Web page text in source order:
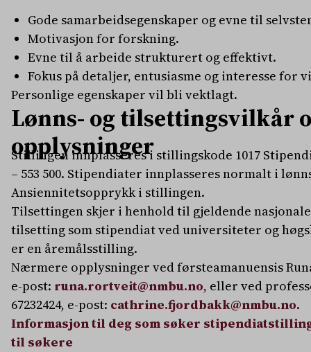
Gode samarbeidsegenskaper og evne til
Motivasjon for forskning.
Evne til å arbeide strukturert og effektivt.
Fokus på detaljer, entusiasme og interesse for
Personlige egenskaper vil bli vektlagt.
Lønns- og tilsettingsvilkår
opplysninger
Stillingen innplasseres i stillingskode 1017
– 553 500. Stipendiater innplasseres normalt i
Ansiennitetsopprykk i stillingen.
Tilsettingen skjer i henhold til gjeldende
tilsetting som stipendiat ved universiteter og
er en åremålsstilling.
Nærmere opplysninger ved førsteamanuensis
e-post: runa.rortveit@nmbu.no, eller ved
67232424, e-post: cathrine.fjordbakk@nmbu.no.
Informasjon til deg som søker
til søkere